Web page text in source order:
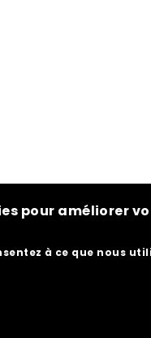
pour améliorer
à ce que nous